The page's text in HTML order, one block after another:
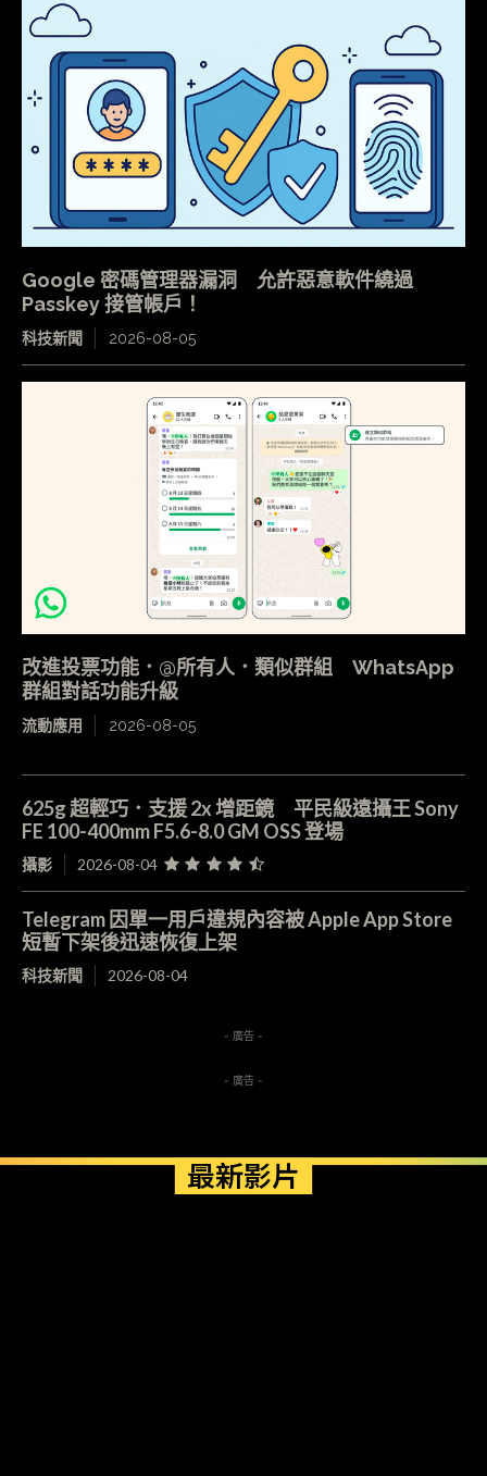
Google 密碼管理器漏洞 允許惡意軟件繞過
Passkey 接管帳戶！
科技新聞 2026-08-05
改進投票功能．@所有人．類似群組 WhatsApp
群組對話功能升級
流動應用 2026-08-05
625g 超輕巧．支援 2x 增距鏡 平民級遠攝王 Sony
FE 100-400mm F5.6-8.0 GM OSS 登場
攝影 2026-08-04
Telegram 因單一用戶違規內容被 Apple App Store
短暫下架後迅速恢復上架
科技新聞 2026-08-04
- 廣告 -
- 廣告 -
最新影片